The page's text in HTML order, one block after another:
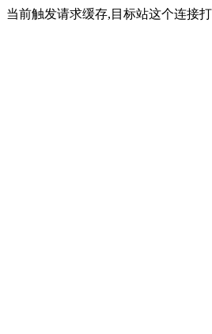
当前触发请求缓存,目标站这个连接